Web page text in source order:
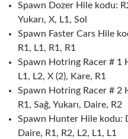
Spawn Dozer Hile kodu:
Yukarı, X, L1, Sol
Spawn Faster Cars Hile
R1, L1, R1, R1
Spawn Hotring Racer # 1
L1, L2, X (2), Kare, R1
Spawn Hotring Racer # 2
R1, Sağ, Yukarı, Daire, R2
Spawn Hunter Hile kodu:
Daire, R1, R2, L2, L1, L1